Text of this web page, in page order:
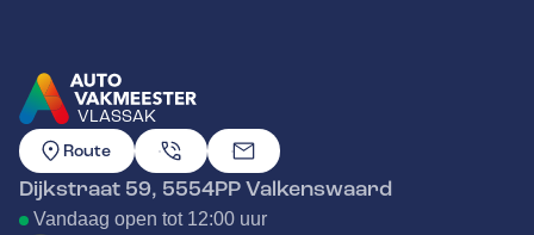
VLASSAK
GA NAAR DE HOMEPAGINA
Route
Dijkstraat 59, 5554PPValkenswaard
Vandaag open tot 12:00 uur